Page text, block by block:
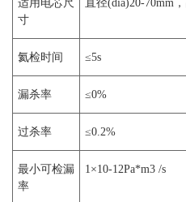
适用电芯尺
寸
直径(dia)20-70mm
氦检时间 ≤5s
漏杀率 ≤0%
过杀率 ≤0.2%
最小可检漏
率
1×10-12Pa*m3 /s